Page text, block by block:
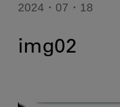
2024・07・18
img02